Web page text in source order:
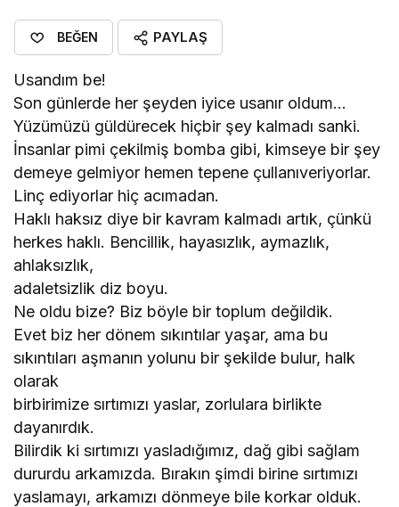
BEĞEN PAYLAŞ
Usandım be!
Son günlerde her şeyden iyice usanır oldum…
Yüzümüzü güldürecek hiçbir şey kalmadı sanki.
İnsanlar pimi çekilmiş bomba gibi, kimseye bir şey
demeye gelmiyor hemen tepene çullanıveriyorlar.
Linç ediyorlar hiç acımadan.
Haklı haksız diye bir kavram kalmadı artık, çünkü
herkes haklı. Bencillik, hayasızlık, aymazlık,
ahlaksızlık,
adaletsizlik diz boyu.
Ne oldu bize? Biz böyle bir toplum değildik.
Evet biz her dönem sıkıntılar yaşar, ama bu
sıkıntıları aşmanın yolunu bir şekilde bulur, halk
olarak
birbirimize sırtımızı yaslar, zorlulara birlikte
dayanırdık.
Bilirdik ki sırtımızı yasladığımız, dağ gibi sağlam
dururdu arkamızda. Bırakın şimdi birine sırtımızı
yaslamayı, arkamızı dönmeye bile korkar olduk.